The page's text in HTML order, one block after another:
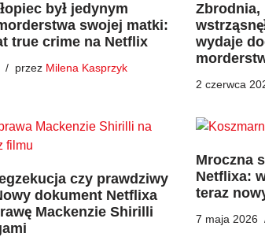
był jedynym
swojej matki:
true crime na Netflix
przez Milena Kasprzyk
Zbrodnia,
wydaje
2 czerwca
czy prawdziwy
dokument Netflixa
Mackenzie Shirilli
Mroczna
Netflixa:
teraz
7 maja 2026